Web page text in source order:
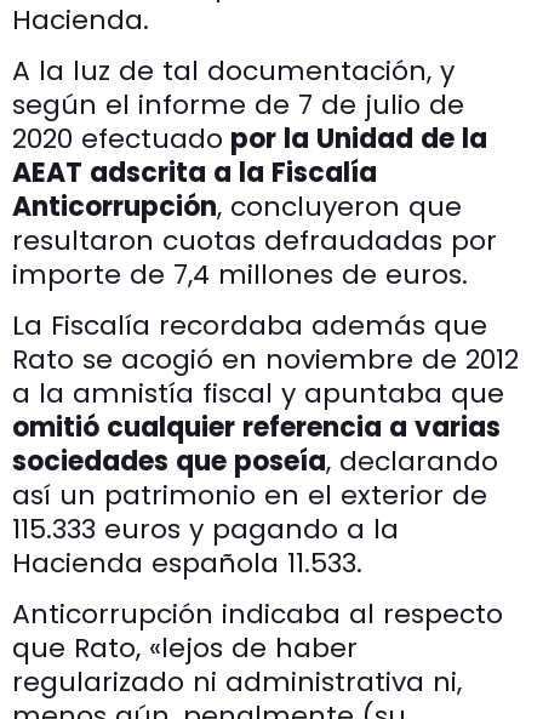
Hacienda.
A la luz de tal documentación, y
según el informe de 7 de julio de
2020 efectuado por la Unidad de la
AEAT adscrita a la Fiscalía
Anticorrupción, concluyeron que
resultaron cuotas defraudadas por
importe de 7,4 millones de euros.
La Fiscalía recordaba además que
Rato se acogió en noviembre de 2012
a la amnistía fiscal y apuntaba que
omitió cualquier referencia a varias
sociedades que poseía, declarando
así un patrimonio en el exterior de
115.333 euros y pagando a la
Hacienda española 11.533.
Anticorrupción indicaba al respecto
que Rato, «lejos de haber
regularizado ni administrativa ni,